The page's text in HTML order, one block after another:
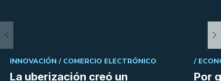
La uberización creó un
INNOVACIÓN / COMERCIO ELECTRÓNICO
Por
/